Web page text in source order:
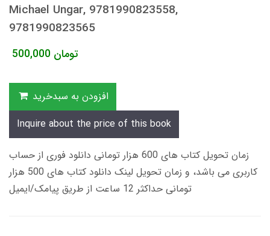
Michael Ungar, 9781990823558,
9781990823565
500,000 تومان
افزودن به سبدخرید
Inquire about the price of this book
زمان تحویل کتاب های 600 هزار تومانی دانلود فوری از حساب
کاربری می باشد، و زمان تحویل لینک دانلود کتاب های 500 هزار
تومانی حداکثر 12 ساعت از طریق پیامک/ایمیل